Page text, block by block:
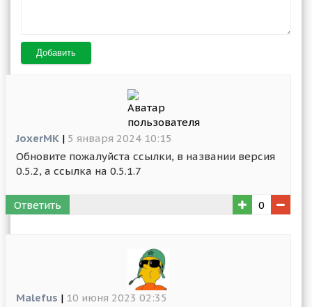
Добавить
JoxerMK | 5 января 2024 10:15
Обновите пожалуйста ссылки, в названии версия
0.5.2, а ссылка на 0.5.1.7
Ответить 0
Malefus | 10 июня 2023 02:35